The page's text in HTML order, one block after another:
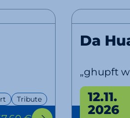
Tribute
Da
„ghupft
12.11.
2026